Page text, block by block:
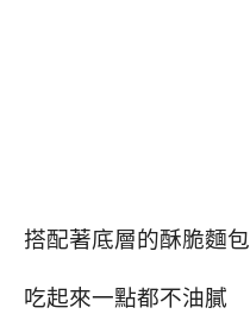
搭配著底層的酥脆麵包
吃起來一點都不油膩